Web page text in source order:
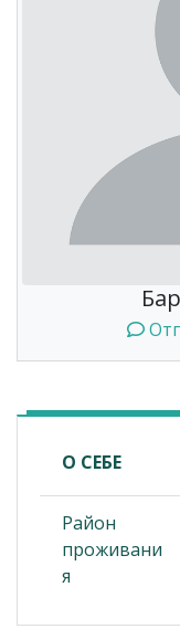
О СЕБЕ
Район
проживани
я